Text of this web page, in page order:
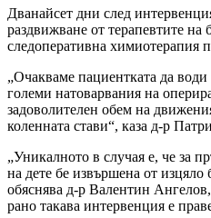
Дванайсет дни след
раздвижване от терапевтите
следоперативна химиотерапия
„Очакваме пациентката да
големи натоварвания на
задоволителен обем на
коленната стави“, каза д-р
„Уникалното в случая е, че за
на дете бе извършена от изцяло
обяснява д-р Валентин
рано такава интервенция е